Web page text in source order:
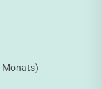
Monats)